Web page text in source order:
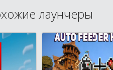
лаунчеры